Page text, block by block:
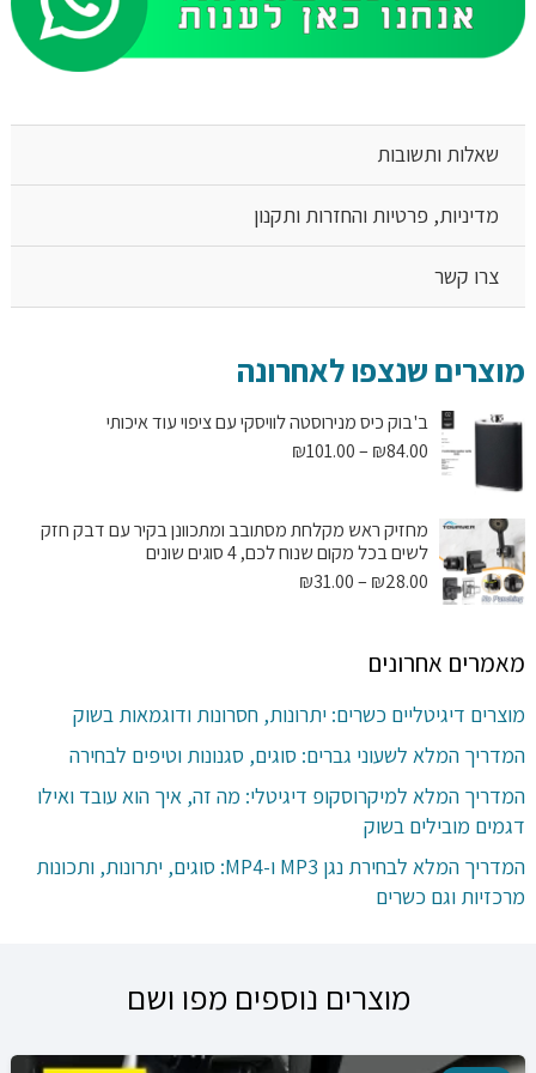
שאלות ותשובות
מדיניות, פרטיות והחזרות ותקנון
צרו קשר
מוצרים שנצפו לאחרונה
ב'בוק כיס מנירוסטה לוויסקי עם ציפוי עוד איכותי
₪84.00
–
₪101.00
עד
מחזיק ראש מקלחת מסתובב ומתכוונן בקיר עם דבק חזק
לשים בכל מקום שנוח לכם, 4 סוגים שונים
₪28.00
–
₪31.00
מאמרים אחרונים
מוצרים דיגיטליים כשרים: יתרונות, חסרונות ודוגמאות בשוק
המדריך המלא לשעוני גברים: סוגים, סגנונות וטיפים לבחירה
המדריך המלא למיקרוסקופ דיגיטלי: מה זה, איך הוא עובד ואילו
דגמים מובילים בשוק
המדריך המלא לבחירת נגן MP3 ו-MP4: סוגים, יתרונות, ותכונות
מרכזיות וגם כשרים
מוצרים נוספים מפו ושם